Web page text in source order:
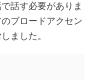
話す必要がありま
ブロードアクセン
ました。